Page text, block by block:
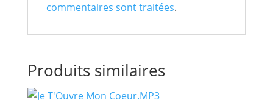
commentaires sont traitées.
Produits similaires